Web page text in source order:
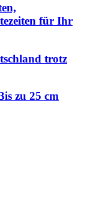
für Ihr
trotz
zu 25 cm